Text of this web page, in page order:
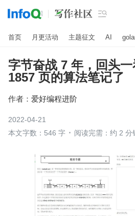

首页 月更活动 主题征文 AI
字节奋战 7 年，回头
1857 页的算法笔记了
作者： 爱好编程进阶
2022-04-21
本文字数：546 字
阅读完需：约 2 分